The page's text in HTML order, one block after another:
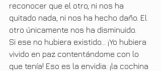
reconocer que el otro, ni nos ha
quitado nada, ni nos ha hecho daño. El
otro únicamente nos ha disminuido.
Si ese no hubiera existido… ¡Yo hubiera
vivido en paz contentándome con lo
que tenía! Eso es la envidia: ¡la cochina